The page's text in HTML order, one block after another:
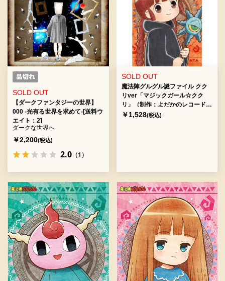
SOLD OUT
【ダークファンタジーの世界】
000 -光有る世界を求めて-[送料ウ
エイト：2]
ダークな世界へ
￥2,200(税込)
2.0 （1）
SOLD OUT
魔法陣グルグル謎ファイル クク
リver「マジックガール☆クク
リ」（制作：よだかのレコード)
[送料ウエイト：2]
￥1,528(税込)